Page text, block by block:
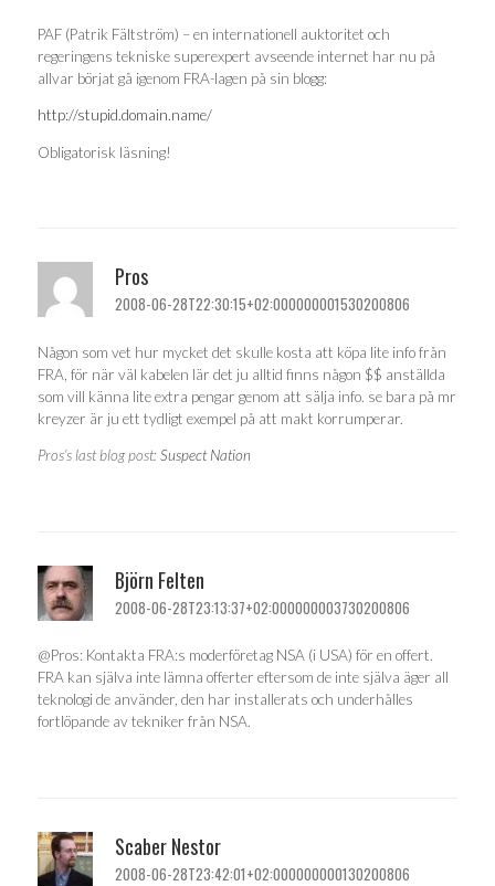
PAF (Patrik Fältström) – en internationell auktoritet och
regeringens tekniske superexpert avseende internet har nu på
allvar börjat gå igenom FRA-lagen på sin blogg:
http://stupid.domain.name/
Obligatorisk läsning!
Pros
2008-06-28T22:30:15+02:000000001530200806
Någon som vet hur mycket det skulle kosta att köpa lite info från
FRA, för när väl kabelen lär det ju alltid finns någon $$ anställda
som vill känna lite extra pengar genom att sälja info. se bara på mr
kreyzer är ju ett tydligt exempel på att makt korrumperar.
Pros’s last blog post:Suspect Nation
Björn Felten
2008-06-28T23:13:37+02:000000003730200806
@Pros: Kontakta FRA:s moderföretag NSA (i USA) för en offert.
FRA kan själva inte lämna offerter eftersom de inte själva äger all
teknologi de använder, den har installerats och underhålles
fortlöpande av tekniker från NSA.
Scaber Nestor
2008-06-28T23:42:01+02:000000000130200806